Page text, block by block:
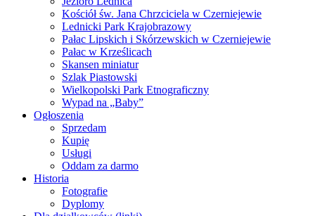
Kościół św. Jana Chrzciciela w Czerniejewie
Lednicki Park Krajobrazowy
Pałac Lipskich i Skórzewskich w Czerniejewie
Pałac w Krześlicach
Skansen miniatur
Szlak Piastowski
Wielkopolski Park Etnograficzny
Wypad na „Baby”
Ogłoszenia
Sprzedam
Kupię
Usługi
Oddam za darmo
Historia
Fotografie
Dyplomy